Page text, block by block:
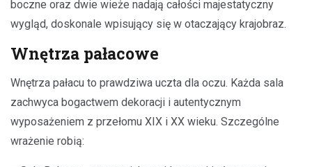
boczne oraz dwie wieże nadają całości majestatyczny
wygląd, doskonale wpisujący się w otaczający krajobraz.
Wnętrza pałacowe
Wnętrza pałacu to prawdziwa uczta dla oczu. Każda sala
zachwyca bogactwem dekoracji i autentycznym
wyposażeniem z przełomu XIX i XX wieku. Szczególne
wrażenie robią: